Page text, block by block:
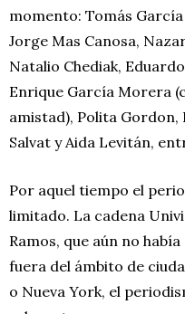
momento: Tomás
Jorge Mas Canosa,
Natalio Chediak,
Enrique García Morera
amistad), Polita Gordon,
Salvat y Aida Levitán,
Por aquel tiempo el
limitado. La cadena
Ramos, que aún no
fuera del ámbito de
o Nueva York, el